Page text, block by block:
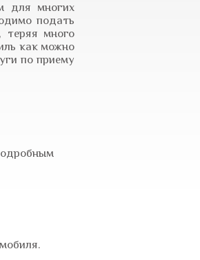
для многих
подать
теряя много
как можно
по приему